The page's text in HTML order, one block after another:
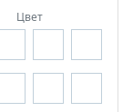
Цвет